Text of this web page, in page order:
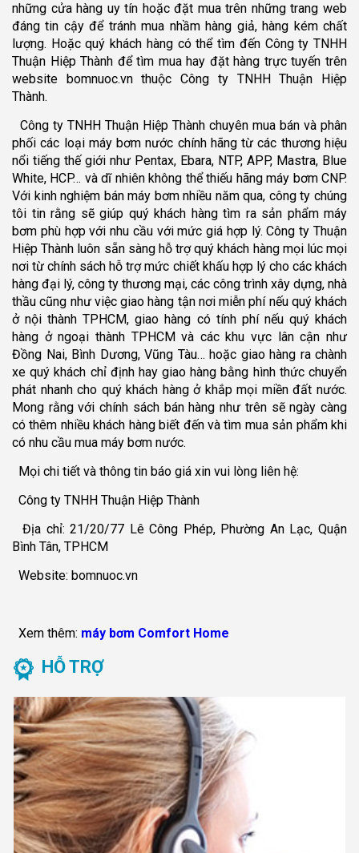
những cửa hàng uy tín hoặc đặt mua trên những trang web
đáng tin cậy để tránh mua nhầm hàng giả, hàng kém chất
lượng. Hoặc quý khách hàng có thể tìm đến Công ty TNHH
Thuận Hiệp Thành để tìm mua hay đặt hàng trực tuyến trên
website bomnuoc.vn thuộc Công ty TNHH Thuận Hiệp
Thành.
Công ty TNHH Thuận Hiệp Thành chuyên mua bán và phân
phối các loại máy bơm nước chính hãng từ các thương hiệu
nổi tiếng thế giới như Pentax, Ebara, NTP, APP, Mastra, Blue
White, HCP… và dĩ nhiên không thể thiếu hãng máy bơm CNP.
Với kinh nghiệm bán máy bơm nhiều năm qua, công ty chúng
tôi tin rằng sẽ giúp quý khách hàng tìm ra sản phẩm máy
bơm phù hợp với nhu cầu với mức giá hợp lý. Công ty Thuận
Hiệp Thành luôn sẵn sàng hỗ trợ quý khách hàng mọi lúc mọi
nơi từ chính sách hỗ trợ mức chiết khấu hợp lý cho các khách
hàng đại lý, công ty thương mại, các công trình xây dựng, nhà
thầu cũng như việc giao hàng tận nơi miễn phí nếu quý khách
ở nội thành TPHCM, giao hàng có tính phí nếu quý khách
hàng ở ngoại thành TPHCM và các khu vực lân cận như
Đồng Nai, Bình Dương, Vũng Tàu… hoặc giao hàng ra chành
xe quý khách chỉ định hay giao hàng bằng hình thức chuyển
phát nhanh cho quý khách hàng ở khắp mọi miền đất nước.
Mong rằng với chính sách bán hàng như trên sẽ ngày càng
có thêm nhiều khách hàng biết đến và tìm mua sản phẩm khi
có nhu cầu mua máy bơm nước.
Mọi chi tiết và thông tin báo giá xin vui lòng liên hệ:
Công ty TNHH Thuận Hiệp Thành
Địa chỉ: 21/20/77 Lê Công Phép, Phường An Lạc, Quận
Bình Tân, TPHCM
Website: bomnuoc.vn
Xem thêm: máy bơm Comfort Home
HỖ TRỢ